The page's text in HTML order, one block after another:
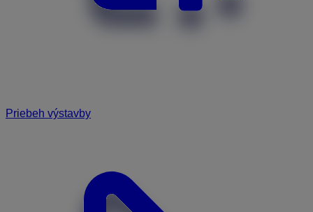
Priebeh výstavby